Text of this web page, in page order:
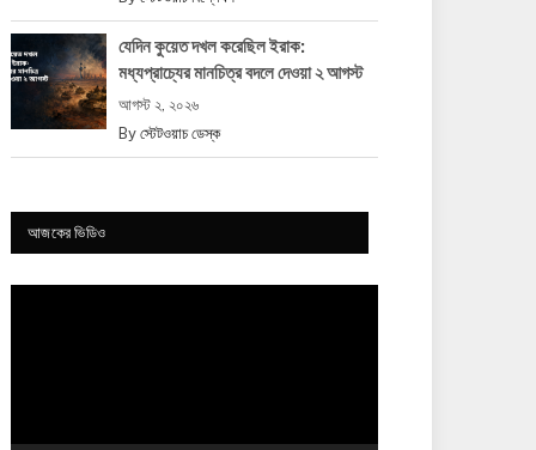
যেদিন কুয়েত দখল করেছিল ইরাক:
মধ্যপ্রাচ্যের মানচিত্র বদলে দেওয়া ২ আগস্ট
আগস্ট ২, ২০২৬
By স্টেটওয়াচ ডেস্ক
আজকের ভিডিও